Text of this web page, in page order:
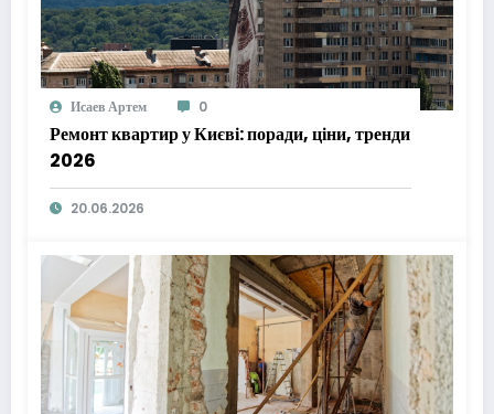
Исаев Артем 0
Ремонт квартир у Києві: поради, ціни, тренди
2026
20.06.2026